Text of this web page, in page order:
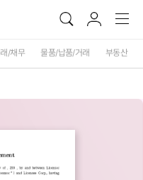
/채무 물품/납품/거래 부동산